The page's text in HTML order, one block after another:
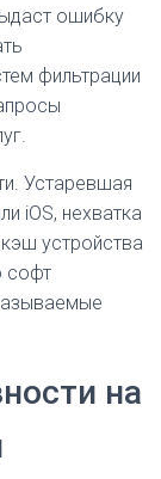
ошибку
фильтрации
Устаревшая
iOS, нехватка
устройства
софт
на